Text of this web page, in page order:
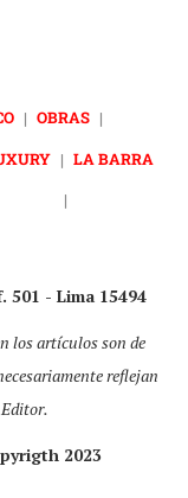
| OBRAS |
| LA BARRA
|
501 - Lima 15494
los artículos son de
reflejan
2023